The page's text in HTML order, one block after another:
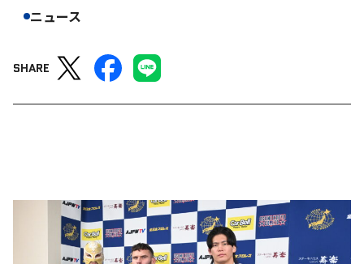
ニュース
SHARE